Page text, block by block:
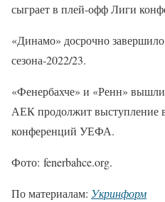
сыграет в плей-офф Лиги
«Динамо» досрочно
сезона-2022/23.
«Фенербахче» и «Ренн»
АЕК продолжит выступление
конференций УЕФА.
Фото: fenerbahce.org.
По материалам: Укринформ